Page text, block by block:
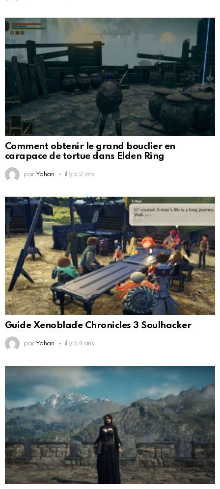
Comment obtenir le grand bouclier en
carapace de tortue dans Elden Ring
par Yohan il y a 2 ans
Guide Xenoblade Chronicles 3 Soulhacker
par Yohan il y a 4 ans